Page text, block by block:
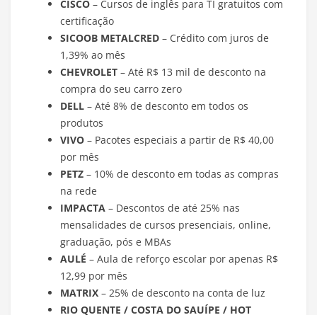
CISCO – Cursos de inglês para TI gratuitos com
certificação
SICOOB METALCRED – Crédito com juros de
1,39% ao mês
CHEVROLET – Até R$ 13 mil de desconto na
compra do seu carro zero
DELL – Até 8% de desconto em todos os
produtos
VIVO – Pacotes especiais a partir de R$ 40,00
por mês
PETZ – 10% de desconto em todas as compras
na rede
IMPACTA – Descontos de até 25% nas
mensalidades de cursos presenciais, online,
graduação, pós e MBAs
AULÉ – Aula de reforço escolar por apenas R$
12,99 por mês
MATRIX – 25% de desconto na conta de luz
RIO QUENTE / COSTA DO SAUÍPE / HOT